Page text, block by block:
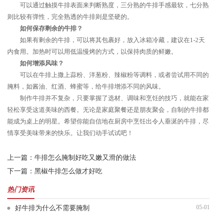
可以通过触摸牛排表面来判断熟度，三分熟的牛排手感最软，七分熟
则比较有弹性，完全熟透的牛排则是坚硬的。
如何保存剩余的牛排？
如果有剩余的牛排，可以将其包裹好，放入冰箱冷藏，建议在1-2天
内食用。加热时可以用低温慢烤的方式，以保持肉质的鲜嫩。
如何增添风味？
可以在牛排上撒上蒜粉、洋葱粉、辣椒粉等调料，或者尝试用不同的
腌料，如酱油、红酒、蜂蜜等，给牛排增添不同的风味。
制作牛排并不复杂，只要掌握了选材、调味和烹饪的技巧，就能在家
轻松享受这道美味的西餐。无论是家庭聚餐还是朋友聚会，自制的牛排都
能成为桌上的明星。希望你能自信地在厨房中烹饪出令人垂涎的牛排，尽
情享受美味带来的快乐。让我们动手试试吧！
上一篇： 牛排怎么腌制好吃又嫩又滑的做法
下一篇： 黑椒牛排怎么做才好吃
热门资讯
好牛排为什么不需要腌制 05-01